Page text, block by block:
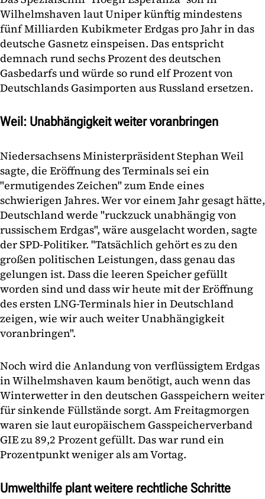
Wilhelmshaven laut Uniper künftig mindestens
fünf Milliarden Kubikmeter Erdgas pro Jahr in das
deutsche Gasnetz einspeisen. Das entspricht
demnach rund sechs Prozent des deutschen
Gasbedarfs und würde so rund elf Prozent von
Deutschlands Gasimporten aus Russland ersetzen.
Weil: Unabhängigkeit weiter voranbringen
Niedersachsens Ministerpräsident Stephan Weil
sagte, die Eröffnung des Terminals sei ein
"ermutigendes Zeichen" zum Ende eines
schwierigen Jahres. Wer vor einem Jahr gesagt hätte,
Deutschland werde "ruckzuck unabhängig von
russischem Erdgas", wäre ausgelacht worden, sagte
der SPD-Politiker. "Tatsächlich gehört es zu den
großen politischen Leistungen, dass genau das
gelungen ist. Dass die leeren Speicher gefüllt
worden sind und dass wir heute mit der Eröffnung
des ersten LNG-Terminals hier in Deutschland
zeigen, wie wir auch weiter Unabhängigkeit
voranbringen".
Noch wird die Anlandung von verflüssigtem Erdgas
in Wilhelmshaven kaum benötigt, auch wenn das
Winterwetter in den deutschen Gasspeichern weiter
für sinkende Füllstände sorgt. Am Freitagmorgen
waren sie laut europäischem Gasspeicherverband
GIE zu 89,2 Prozent gefüllt. Das war rund ein
Prozentpunkt weniger als am Vortag.
Umwelthilfe plant weitere rechtliche Schritte